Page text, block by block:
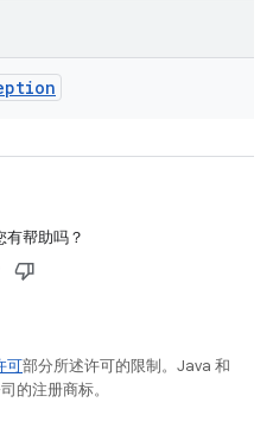
有帮助吗？
可部分所述许可的限制。Java 和
的注册商标。